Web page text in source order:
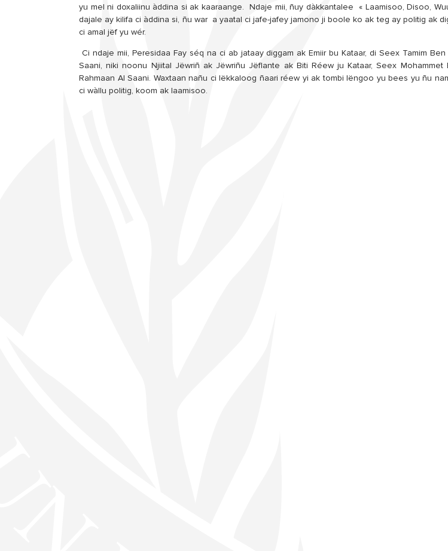
yu mel ni doxaliinu àddina si ak kaaraange. Ndaje mii, ñuy dàkkantalee « Laamisoo, Disoo,
dajale ay kilifa ci àddina si, ñu war a yaatal ci jafe-jafey jamono ji boole ko ak teg ay politig ak
ci amal jëf yu wér.
Ci ndaje mii, Peresidaa Fay séq na ci ab jataay diggam ak Emiir bu Kataar, di Seex Tamim Ben
Saani, niki noonu Njiital Jëwriñ ak Jëwriñu Jëflante ak Biti Réew ju Kataar, Seex Mohammet
Rahmaan Al Saani. Waxtaan nañu ci lëkkaloog ñaari réew yi ak tombi lëngoo yu bees yu ñu
ci wàllu politig, koom ak laamisoo.